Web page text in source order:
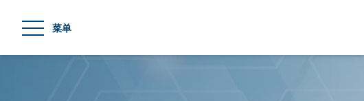
菜单